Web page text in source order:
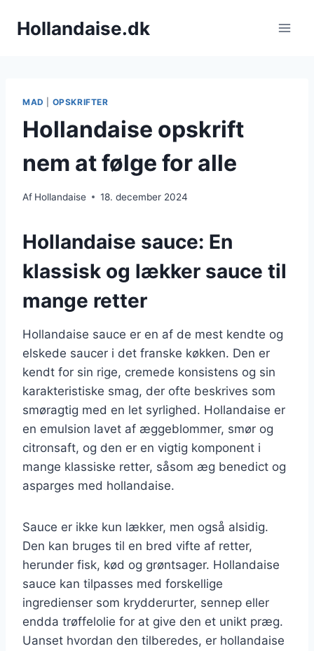
Hollandaise.dk
MAD OPSKRIFTER
Hollandaise opskrift
nem at følge for alle
Af Hollandaise 18. december 2024
Hollandaise sauce: En
klassisk og lækker sauce til
mange retter
Hollandaise sauce er en af de mest kendte og
elskede saucer i det franske køkken. Den er
kendt for sin rige, cremede konsistens og sin
karakteristiske smag, der ofte beskrives som
smøragtig med en let syrlighed. Hollandaise er
en emulsion lavet af æggeblommer, smør og
citronsaft, og den er en vigtig komponent i
mange klassiske retter, såsom æg benedict og
asparges med hollandaise.
Sauce er ikke kun lækker, men også alsidig.
Den kan bruges til en bred vifte af retter,
herunder fisk, kød og grøntsager. Hollandaise
sauce kan tilpasses med forskellige
ingredienser som krydderurter, sennep eller
endda trøffelolie for at give den et unikt præg.
Uanset hvordan den tilberedes, er hollandaise